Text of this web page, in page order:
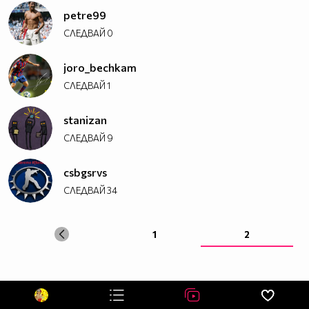
petre99
СЛЕДВАЙ 0
joro_bechkam
СЛЕДВАЙ1
stanizan
СЛЕДВАЙ 9
csbgsrvs
СЛЕДВАЙ34
1 2